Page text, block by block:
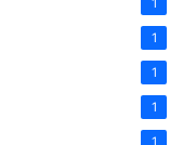
1
1
1
1